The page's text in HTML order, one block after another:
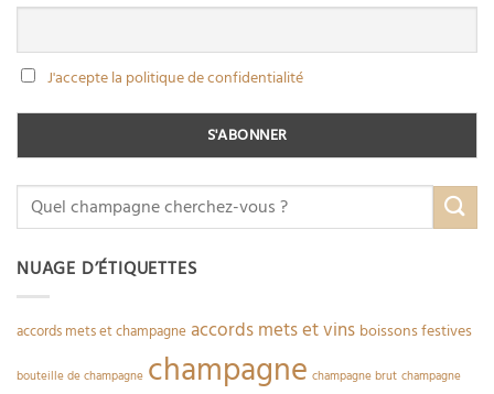
J'accepte la politique de confidentialité
NUAGE D’ÉTIQUETTES
accords mets et champagne accords mets et vins boissons festives
bouteille de champagne champagne champagne brut champagne